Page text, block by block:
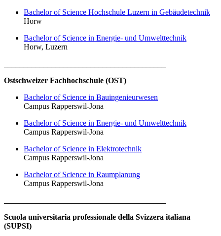
Bachelor of Science Hochschule Luzern in Gebäudetechnik
Horw
Bachelor of Science in Energie- und Umwelttechnik
Horw, Luzern
Ostschweizer Fachhochschule (OST)
Bachelor of Science in Bauingenieurwesen
Campus Rapperswil-Jona
Bachelor of Science in Energie- und Umwelttechnik
Campus Rapperswil-Jona
Bachelor of Science in Elektrotechnik
Campus Rapperswil-Jona
Bachelor of Science in Raumplanung
Campus Rapperswil-Jona
Scuola universitaria professionale della Svizzera italiana
(SUPSI)